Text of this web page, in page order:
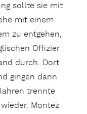
sollte sie mit
mit einem
zu entgehen,
Offizier
durch. Dort
gingen dann
trennte
Montez